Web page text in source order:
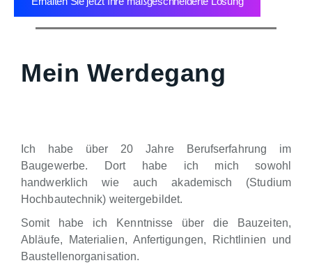
Mein Werdegang
Ich habe über 20 Jahre Berufserfahrung im
Baugewerbe. Dort habe ich mich sowohl
handwerklich wie auch akademisch (Studium
Hochbautechnik) weitergebildet.
Somit habe ich Kenntnisse über die Bauzeiten,
Abläufe, Materialien, Anfertigungen, Richtlinien und
Baustellenorganisation.